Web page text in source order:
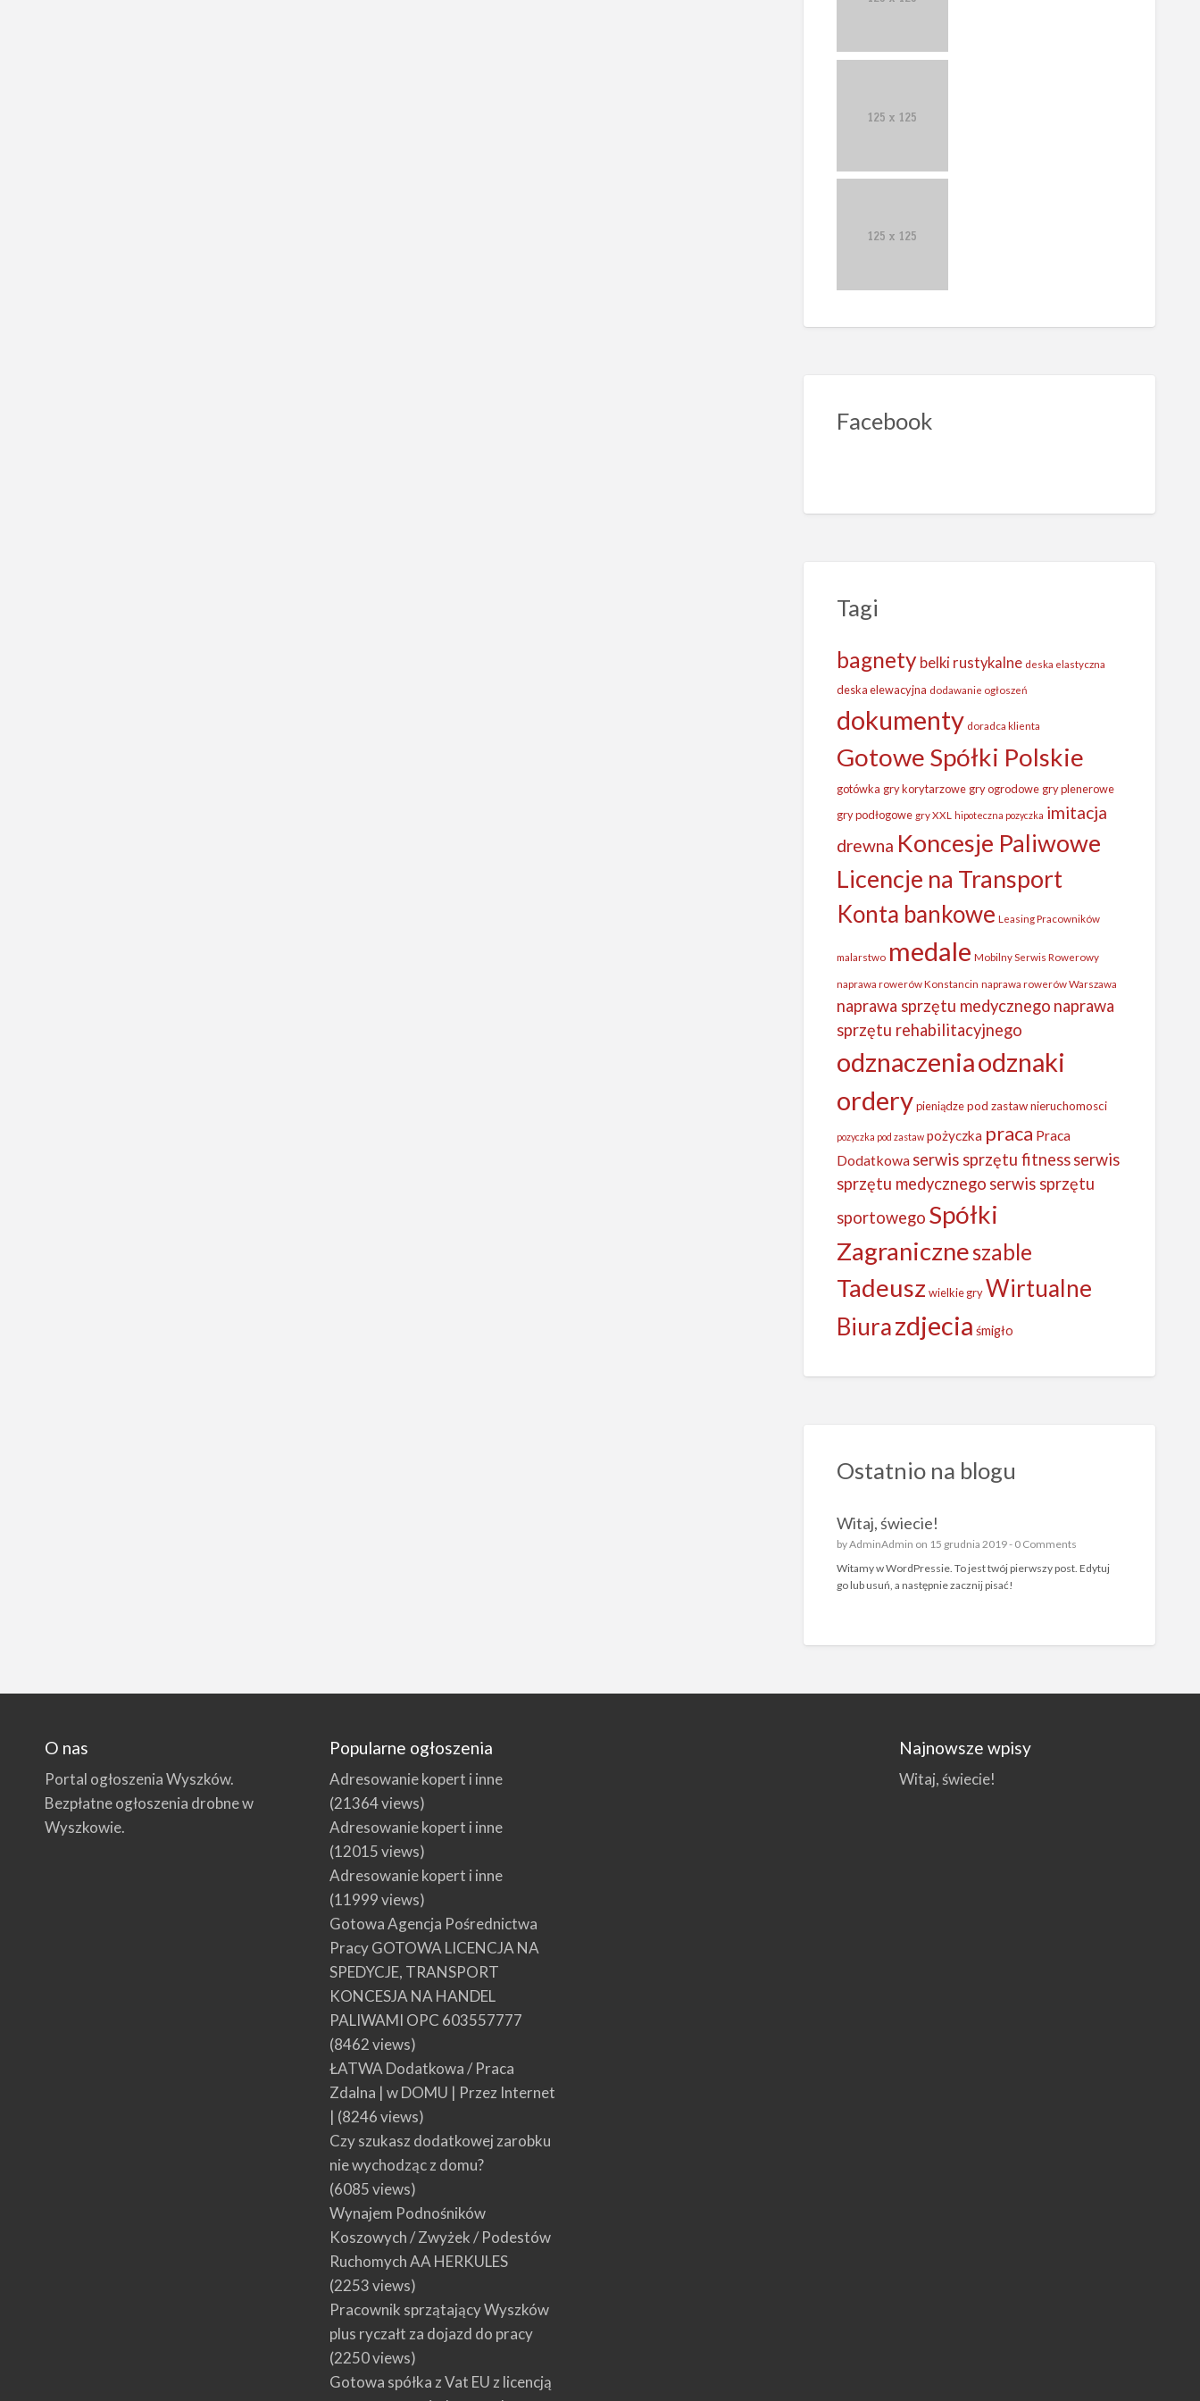
Facebook
Tagi
bagnety belki rustykalne deska elastyczna
deska elewacyjna dodawanie ogłoszeń
dokumenty doradca klienta
Gotowe Spółki Polskie
gotówka gry korytarzowe gry ogrodowe gry plenerowe
gry podłogowe gry XXL hipoteczna pozyczka imitacja
drewna Koncesje Paliwowe
Licencje na Transport
Konta bankowe Leasing Pracowników
malarstwo medale Mobilny Serwis Rowerowy
naprawa rowerów Konstancin naprawa rowerów Warszawa
naprawa sprzętu medycznego naprawa
sprzętu rehabilitacyjnego
odznaczeniaodznaki
ordery pieniądze pod zastaw nieruchomosci
pozyczka pod zastaw pożyczka praca Praca
Dodatkowa serwis sprzętu fitness serwis
sprzętu medycznego serwis sprzętu
sportowego Spółki
Zagraniczneszable
Tadeusz wielkie gry Wirtualne
Biurazdjecia śmigło
Ostatnio na blogu
Witaj, świecie!
byAdminAdmin on 15 grudnia 2019 - 0 Comments
Witamy w WordPressie. To jest twój pierwszy post. Edytuj
go lub usuń, a następnie zacznij pisać!
O nas
Portal ogłoszenia Wyszków.
Bezpłatne ogłoszenia drobne w
Wyszkowie.
Popularne ogłoszenia
Adresowanie kopert i inne
(21364 views)
Adresowanie kopert i inne
(12015 views)
Adresowanie kopert i inne
(11999 views)
Gotowa Agencja Pośrednictwa
Pracy GOTOWA LICENCJA NA
SPEDYCJE, TRANSPORT
KONCESJA NA HANDEL
PALIWAMI OPC 603557777
(8462 views)
ŁATWA Dodatkowa / Praca
Zdalna | w DOMU | Przez Internet
| (8246 views)
Czy szukasz dodatkowej zarobku
nie wychodząc z domu?
(6085 views)
Wynajem Podnośników
Koszowych / Zwyżek / Podestów
Ruchomych AA HERKULES
(2253 views)
Pracownik sprzątający Wyszków
plus ryczałt za dojazd do pracy
(2250 views)
Gotowa spółka z Vat EU z licencją
Najnowsze wpisy
Witaj, świecie!